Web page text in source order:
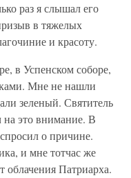
раз я слышал его
в тяжелых
и красоту.
в Успенском соборе,
Мне не нашли
зеленый. Святитель
на это внимание. В
о причине.
и мне тотчас же
облачения Патриарха.